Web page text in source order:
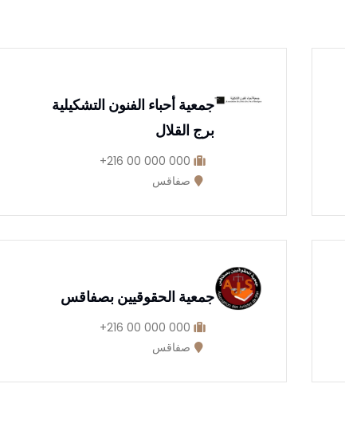
جمعية أحباء الفنون التشكيلية
برج القلال
000 000 00 216+
صفاقس
جمعية الحقوقيين بصفاقس
000 000 00 216+
صفاقس